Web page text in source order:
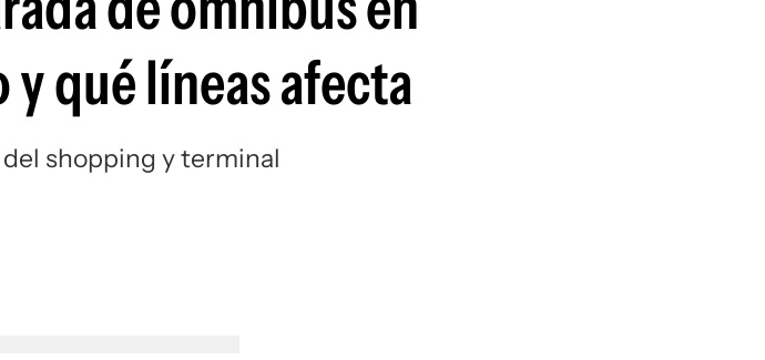
y qué líneas afecta
del shopping y terminal